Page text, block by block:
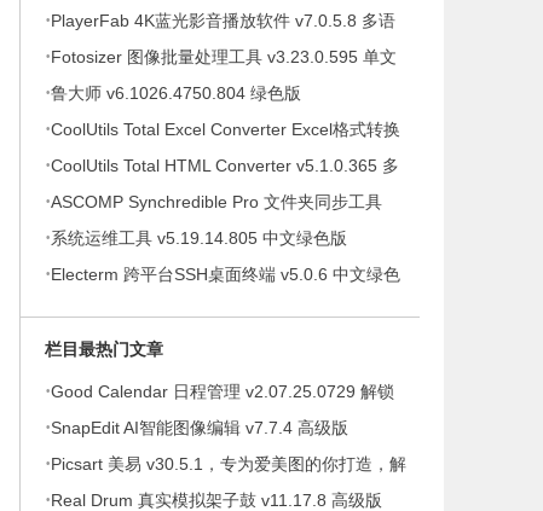
提示绿色版
·PlayerFab 4K蓝光影音播放软件 v7.0.5.8 多语
便携版
·Fotosizer 图像批量处理工具 v3.23.0.595 单文
件绿色版
·鲁大师 v6.1026.4750.804 绿色版
·CoolUtils Total Excel Converter Excel格式转换
器 v7.1.0.146 多语便携版
·CoolUtils Total HTML Converter v5.1.0.365 多
语便携版
·ASCOMP Synchredible Pro 文件夹同步工具
v9.117 多语便携版
·系统运维工具 v5.19.14.805 中文绿色版
·Electerm 跨平台SSH桌面终端 v5.0.6 中文绿色
栏目最热门文章
·Good Calendar 日程管理 v2.07.25.0729 解锁
会员
·SnapEdit AI智能图像编辑 v7.7.4 高级版
·Picsart 美易 v30.5.1，专为爱美图的你打造，解
锁高级版
·Real Drum 真实模拟架子鼓 v11.17.8 高级版